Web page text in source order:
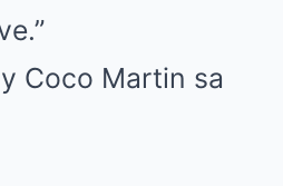
Coco Martin sa